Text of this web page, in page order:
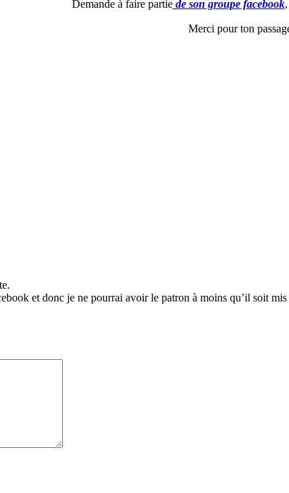
Demande à faire partiede son groupe facebook,
Merci pour ton
et donc je ne pourrai avoir le patron à moins qu’il soit